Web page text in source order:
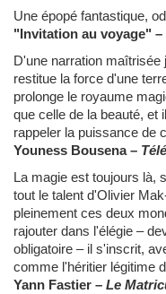
Une épopé fantastique,
"Invitation au voyage" –
D'une narration
restitue la force d'une
prolonge le royaume
que celle de la beauté, et
rappeler la puissance de
Youness Bousena –
La magie est toujours là,
tout le talent d'Olivier
pleinement ces deux
rajouter dans l'élégie –
obligatoire – il s'inscrit,
comme l'héritier légitime
Yann Fastier – Le